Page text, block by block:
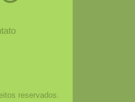
reservados.